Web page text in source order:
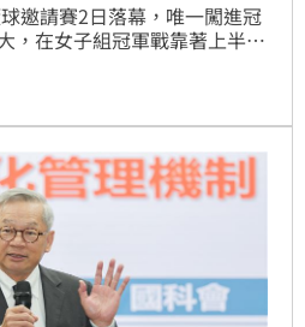
邀請賽2日落幕，唯一闖進冠
，在女子組冠軍戰靠著上半場
起佛光盃冠軍。壓軸男子組
馬來西亞，74：57後來居
冠軍。